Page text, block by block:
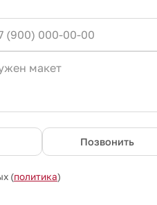
Позвонить
(политика)